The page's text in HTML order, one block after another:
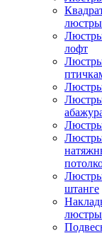
люстры
лофт
штанге
люстры